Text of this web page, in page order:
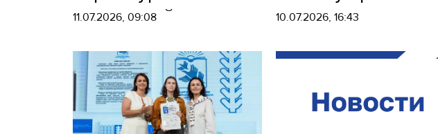
всероссийском
11.07.2026, 09:08 10.07.2026, 16:43